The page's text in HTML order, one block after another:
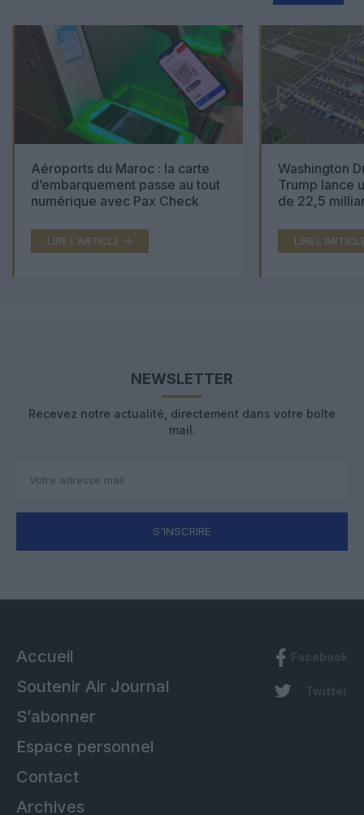
Aéroports du Maroc : la carte
d’embarquement passe au tout
numérique avec Pax Check
LIRE L'ARTICLE
Washington
Trump lance
de 22,5
LIRE
NEWSLETTER
Recevez notre actualité, directement dans votre boîte
mail.
S'INSCRIRE
Accueil
Soutenir Air Journal
S’abonner
Espace personnel
Contact
Archives